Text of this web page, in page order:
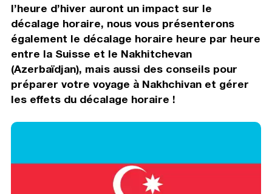
l’heure d’hiver auront un impact sur le
décalage horaire, nous vous présenterons
également le décalage horaire heure par heure
entre la Suisse et le Nakhitchevan
(Azerbaïdjan), mais aussi des conseils pour
préparer votre voyage à Nakhchivan et gérer
les effets du décalage horaire !